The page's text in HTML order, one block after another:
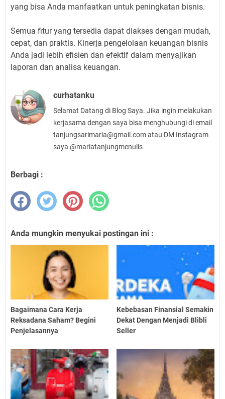
yang bisa Anda manfaatkan untuk peningkatan bisnis.
Semua fitur yang tersedia dapat diakses dengan mudah,
cepat, dan praktis. Kinerja pengelolaan keuangan bisnis
Anda jadi lebih efisien dan efektif dalam menyajikan
laporan dan analisa keuangan.
curhatanku
Selamat Datang di Blog Saya. Jika ingin melakukan
kerjasama dengan saya bisa menghubungi di email
tanjungsarimaria@gmail.com atau DM Instagram
saya @mariatanjungmenulis
Berbagi :
Anda mungkin menyukai postingan ini :
Bagaimana Cara Kerja
Reksadana Saham? Begini
Penjelasannya
Kebebasan Finansial Semakin
Dekat Dengan Menjadi Blibli
Seller